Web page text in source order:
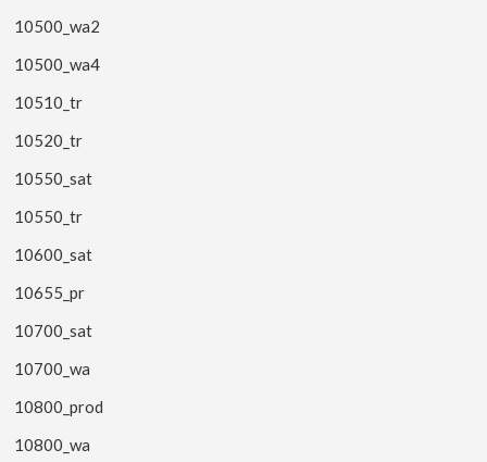
10500_wa2
10500_wa4
10510_tr
10520_tr
10550_sat
10550_tr
10600_sat
10655_pr
10700_sat
10700_wa
10800_prod
10800_wa